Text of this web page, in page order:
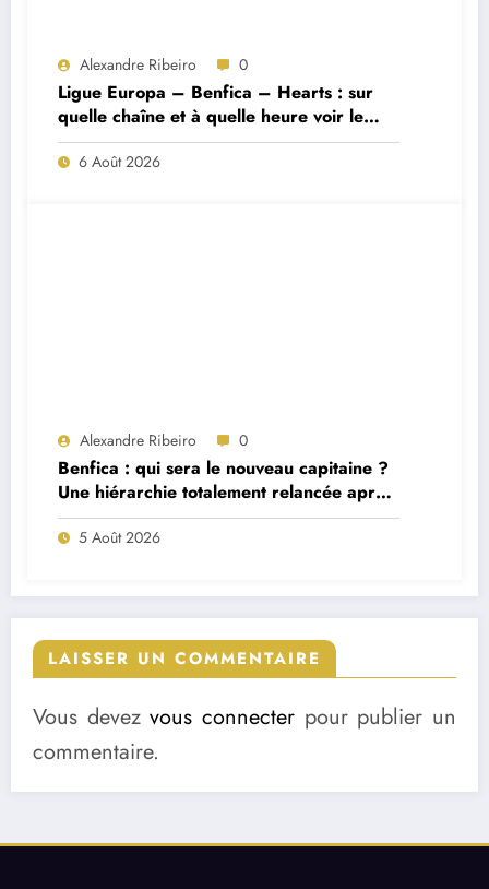
Alexandre Ribeiro 0
Ligue Europa – Benfica – Hearts : sur
quelle chaîne et à quelle heure voir le
match ?
6 Août 2026
Alexandre Ribeiro 0
Benfica : qui sera le nouveau capitaine ?
Une hiérarchie totalement relancée après
deux départs majeurs
5 Août 2026
LAISSER UN COMMENTAIRE
Vous devezvous connecter pour publier un
commentaire.